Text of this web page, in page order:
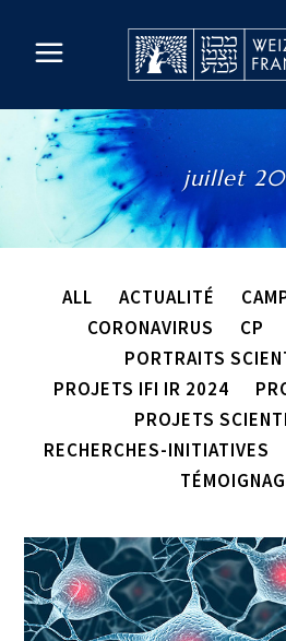
juillet
ALL ACTUALITÉ
CORONAVIRUS
CP
PORTRAITS
PROJETS IFI IR 2024
PROJETS
RECHERCHES-INITIATIVES